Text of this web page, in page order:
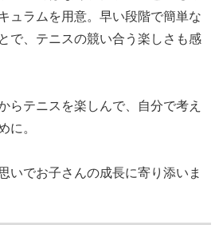
ュラムを用意。早い段階で簡単な
で、テニスの競い合う楽しさも感
らテニスを楽しんで、自分で考え
に。
いでお子さんの成長に寄り添いま